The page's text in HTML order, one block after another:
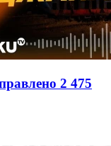
2 475